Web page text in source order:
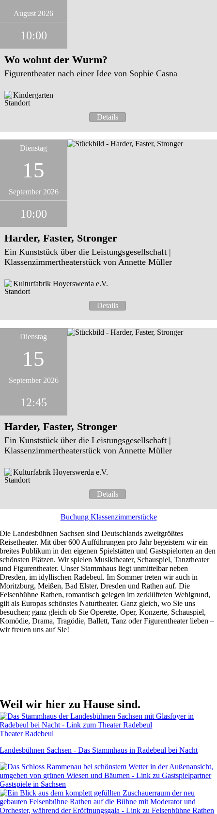
August 2026
10:00
Wo wohnt der Wurm?
Figurentheater nach einer Idee von Sophie Casna
Kindergarten
Details
Dienstag
15
September 2026
10:00
Harder, Faster, Stronger
Ein Kunststück über die Leistungsgesellschaft |
Klassenzimmertheaterstück von Annette Müller
Kulturfabrik Hoyerswerda e.V.
Details
Dienstag
15
September 2026
12:45
Harder, Faster, Stronger
Ein Kunststück über die Leistungsgesellschaft |
Klassenzimmertheaterstück von Annette Müller
Kulturfabrik Hoyerswerda e.V.
Details
Buchung Klassenzimmerstücke
Die Landesbühnen Sachsen sind Deutschlands zweitgrößtes
Reisetheater. Mit über 600 Aufführungen pro Jahr begeistern wir ein
breites Publikum in den eigenen Spielstätten und Gastspielorten an den
schönsten Plätzen. Wir spielen Musiktheater, Schauspiel, Tanztheater
und Figurentheater. Unser Stammhaus liegt unmittelbar neben
Dresden, im idyllischen Radebeul. Im Sommer treten wir auch in
Moritzburg, Meißen, Bad Elster, Dresden und Rathen auf. Die
Felsenbühne Rathen, romantisch gelegen im zerklüfteten Wehlgrund,
gilt als Europas schönstes Naturtheater. Ganz gleich, wo Sie uns
besuchen; ganz gleich ob Sie Operette, Oper, Konzerte, Schauspiel,
Komödie, Drama, Tragödie, Ballett, Tanz oder Figurentheater lieben –
wir freuen uns auf Sie!
Weil wir hier zu Hause sind.
Theater Radebeul
Landesbühnen Sachsen - Das Stammhaus in Radebeul bei Nacht
Gastspiele in Sachsen